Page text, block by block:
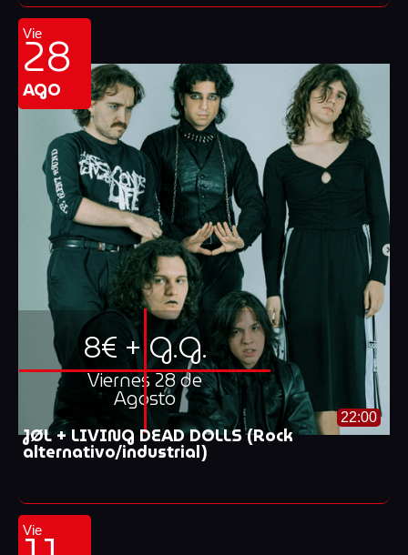
Vie
28
AGO
8€ + G.G.
Viernes 28 de
Agosto
22:00
JØL + LIVING DEAD DOLLS (Rock
alternativo/industrial)
Vie